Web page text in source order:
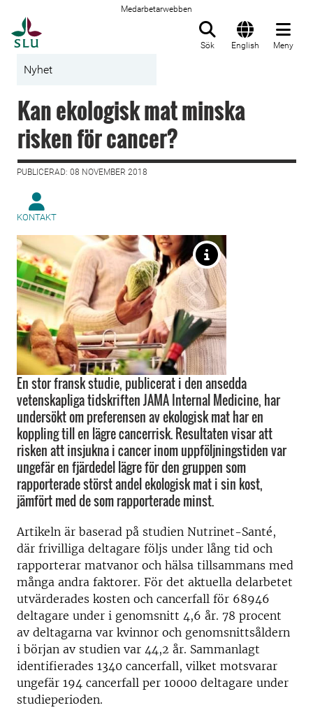
Medarbetarwebben
Sök English Meny
Nyhet
Kan ekologisk mat minska
risken för cancer?
PUBLICERAD: 08 NOVEMBER 2018
KONTAKT
En stor fransk studie, publicerat i den ansedda
vetenskapliga tidskriften JAMA Internal Medicine, har
undersökt om preferensen av ekologisk mat har en
koppling till en lägre cancerrisk. Resultaten visar att
risken att insjukna i cancer inom uppföljningstiden var
ungefär en fjärdedel lägre för den gruppen som
rapporterade störst andel ekologisk mat i sin kost,
jämfört med de som rapporterade minst.
Artikeln är baserad på studien Nutrinet-Santé,
där frivilliga deltagare följs under lång tid och
rapporterar matvanor och hälsa tillsammans med
många andra faktorer. För det aktuella delarbetet
utvärderades kosten och cancerfall för 68946
deltagare under i genomsnitt 4,6 år. 78 procent
av deltagarna var kvinnor och genomsnittsåldern
i början av studien var 44,2 år. Sammanlagt
identifierades 1340 cancerfall, vilket motsvarar
ungefär 194 cancerfall per 10000 deltagare under
studieperioden.